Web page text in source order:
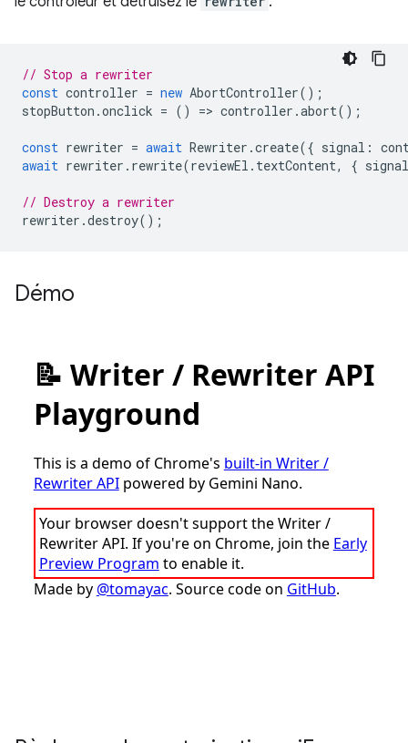
// Stop a rewriter
const controller = new AbortController();
stopButton .onclick = () => controller .abort();
const rewriter = await Rewriter .create({ signal :
await rewriter . rewrite(reviewEl . textContent, { signal
// Destroy a rewriter
rewriter .destroy();
Démo